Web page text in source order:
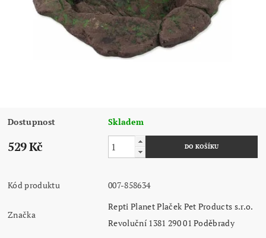
Dostupnost Skladem
529 Kč
Kód produktu 007-858634
Značka
Repti Planet Plaček Pet Products s.r.o.
Revoluční 1381 290 01 Poděbrady